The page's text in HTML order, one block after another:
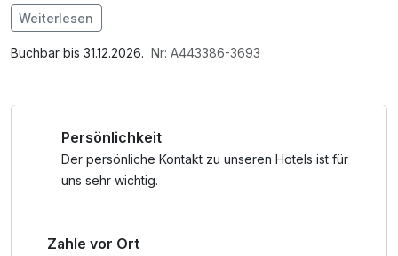
Restaurant "Buffet". In der Saunalandschaft "Thermarivm"
können Sie nach Herzenslust entspannen und sich
verwöhnen lassen.
Sie, dass das Abendessen sonntags immer im
benachbarten Restaurant Mandarin stattfindet. Am
Abreisetag können Sie Ihr Zimmer und den
Im Angebot enthalten
Parkplatz, Nutzung des Fitnessbereichs, W-LAN Nutzung /
Weiterlesen
Buchbar bis 31.12.2026. Nr: A443386-3693
Persönlichkeit
Der persönliche Kontakt zu unseren Hotels ist für
uns sehr wichtig.
Zahle vor Ort